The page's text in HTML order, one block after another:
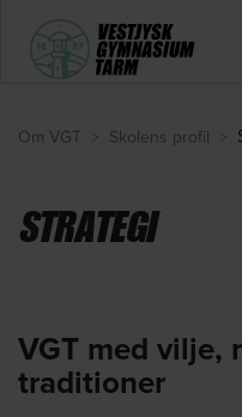
Om VGT > Skolens profil >
STRATEGI
VGT med vilje,
traditioner